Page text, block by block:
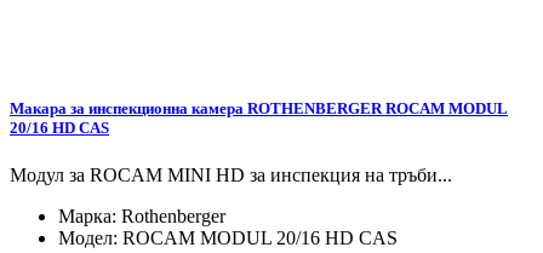
Макара за инспекционна камера ROTHENBERGER ROCAM MODUL
20/16 HD CAS
Модул за ROCAM MINI HD за инспекция на тръби...
Марка: Rothenberger
Модел: ROCAM MODUL 20/16 HD CAS